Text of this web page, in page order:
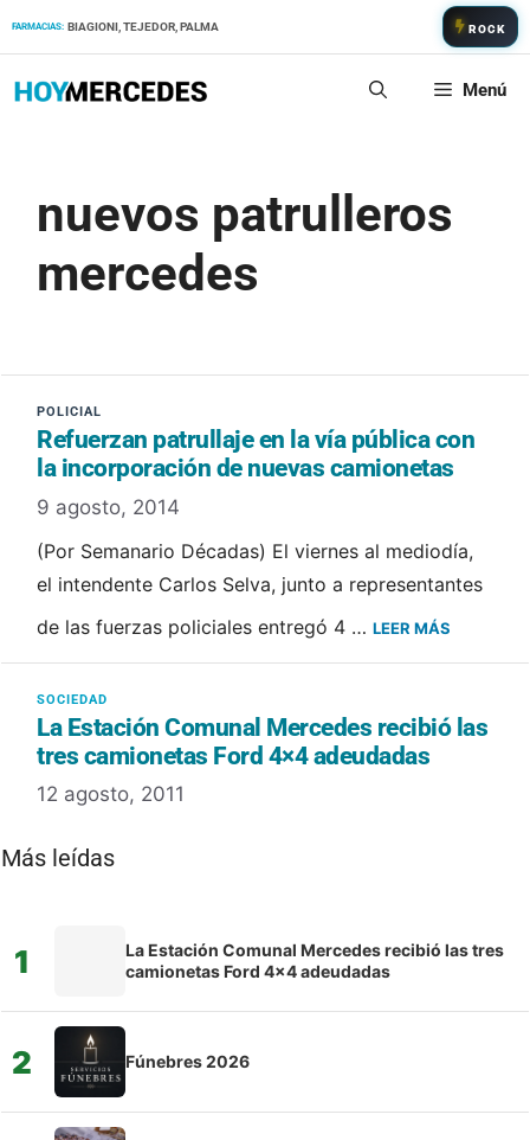
FARMACIAS: BIAGIONI, TEJEDOR, PALMA ROCK
Menú
nuevos patrulleros
mercedes
Refuerzan patrullaje en la vía pública con
la incorporación de nuevas camionetas
9 agosto, 2014
(Por Semanario Décadas) El viernes al mediodía,
el intendente Carlos Selva, junto a representantes
de las fuerzas policiales entregó 4 … LEER MÁS
La Estación Comunal Mercedes recibió las
tres camionetas Ford 4×4 adeudadas
12 agosto, 2011
Más leídas
1
La Estación Comunal Mercedes recibió las tres
camionetas Ford 4×4 adeudadas
2 Fúnebres 2026